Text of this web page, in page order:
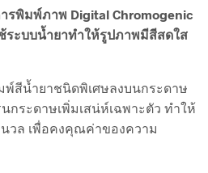
รพิมพ์ภาพ Digital Chromogenic
ระบบน้ำยาทำให้รูปภาพมีสีสดใส
พ์สีน้ำยาชนิดพิเศษลงบนกระดาษ
กระดาษเพิ่มเสน่ห์เฉพาะตัว ทำให้
วล เพื่อคงคุณค่าของความ